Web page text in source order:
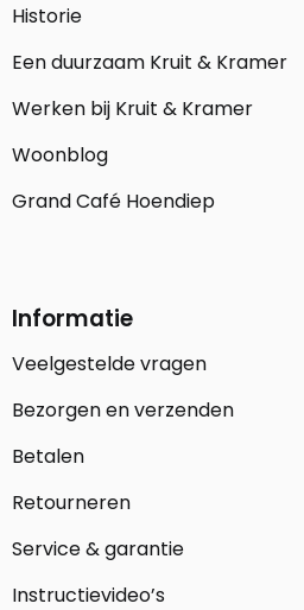
Historie
Een duurzaam Kruit & Kramer
Werken bij Kruit & Kramer
Woonblog
Grand Café Hoendiep
Informatie
Veelgestelde vragen
Bezorgen en verzenden
Betalen
Retourneren
Service & garantie
Instructievideo’s